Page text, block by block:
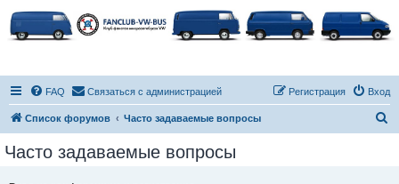
FAQ Связаться с администрацией Вход
Регистрация
Список форумов Часто задаваемые вопросы
Часто задаваемые вопросы